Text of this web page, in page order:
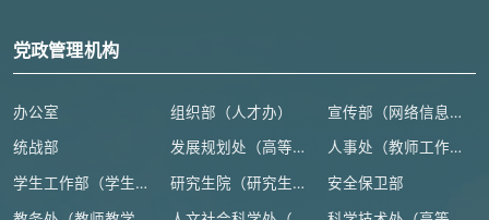
党政管理机构
办公室 组织部（人才办） 宣传部（网络信息安全管理与新闻中心）
统战部 发展规划处（高等教育研究所） 人事处（教师工作部）
学生工作部（学生处、人武部） 研究生院（研究生工作部、学科建设办公室） 安全保卫部